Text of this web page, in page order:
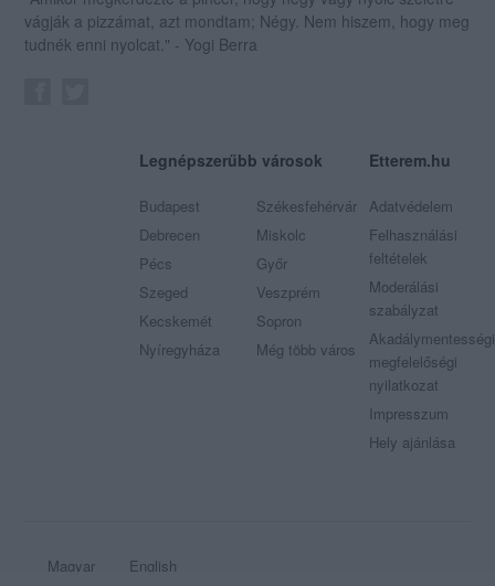
vágják a pizzámat, azt mondtam; Négy. Nem hiszem, hogy meg
tudnék enni nyolcat." - Yogi Berra
Legnépszerűbb városok
Budapest
Debrecen
Pécs
Szeged
Kecskemét
Nyíregyháza
Székesfehérvár
Miskolc
Győr
Veszprém
Sopron
Még több város
Etterem.hu
Adatvédelem
Felhasználási
feltételek
Moderálási
szabályzat
Akadálymentességi
megfelelőségi
nyilatkozat
Impresszum
Hely ajánlása
Magyar
English